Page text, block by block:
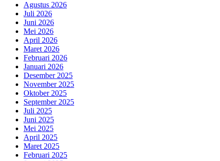
Agustus 2026
Juli 2026
Juni 2026
Mei 2026
April 2026
Maret 2026
Februari 2026
Januari 2026
Desember 2025
November 2025
Oktober 2025
September 2025
Juli 2025
Juni 2025
Mei 2025
April 2025
Maret 2025
Februari 2025